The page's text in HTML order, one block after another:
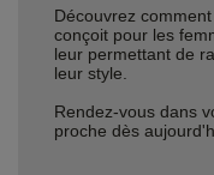
Découvrez
conçoit pour les
leur permettant de
leur style.
Rendez-vous dans
proche dès